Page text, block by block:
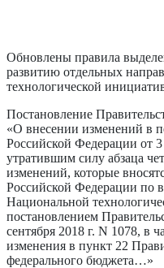
Обновлены правила
развитию отдельных
технологической
Постановление
«О внесении изменений в
Российской Федерации от
утратившим силу абзаца
изменений, которые
Российской Федерации по
Национальной
постановлением
сентября 2018 г. N 1078, в
изменения в пункт 22
федерального бюджета…»